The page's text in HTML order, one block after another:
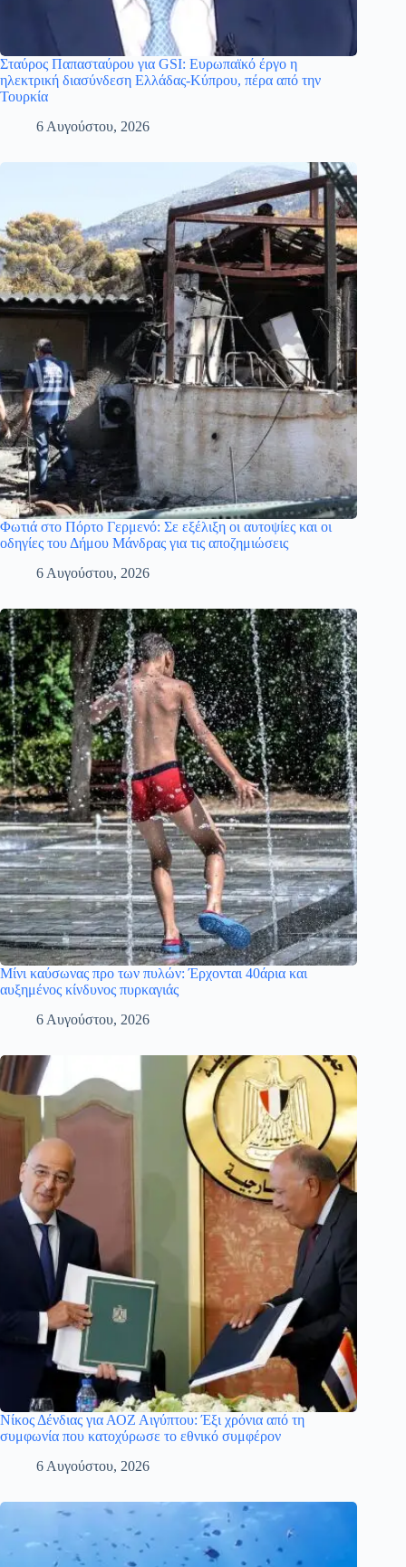
Σταύρος Παπασταύρου για GSI: Ευρωπαϊκό έργο η
ηλεκτρική διασύνδεση Ελλάδας-Κύπρου, πέρα από την
Τουρκία
6 Αυγούστου, 2026
Φωτιά στο Πόρτο Γερμενό: Σε εξέλιξη οι αυτοψίες και οι
οδηγίες του Δήμου Μάνδρας για τις αποζημιώσεις
6 Αυγούστου, 2026
Μίνι καύσωνας προ των πυλών: Έρχονται 40άρια και
αυξημένος κίνδυνος πυρκαγιάς
6 Αυγούστου, 2026
Νίκος Δένδιας για ΑΟΖ Αιγύπτου: Έξι χρόνια από τη
συμφωνία που κατοχύρωσε το εθνικό συμφέρον
6 Αυγούστου, 2026